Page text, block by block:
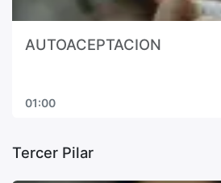
AUTOACEPTACION
01:00
Tercer Pilar